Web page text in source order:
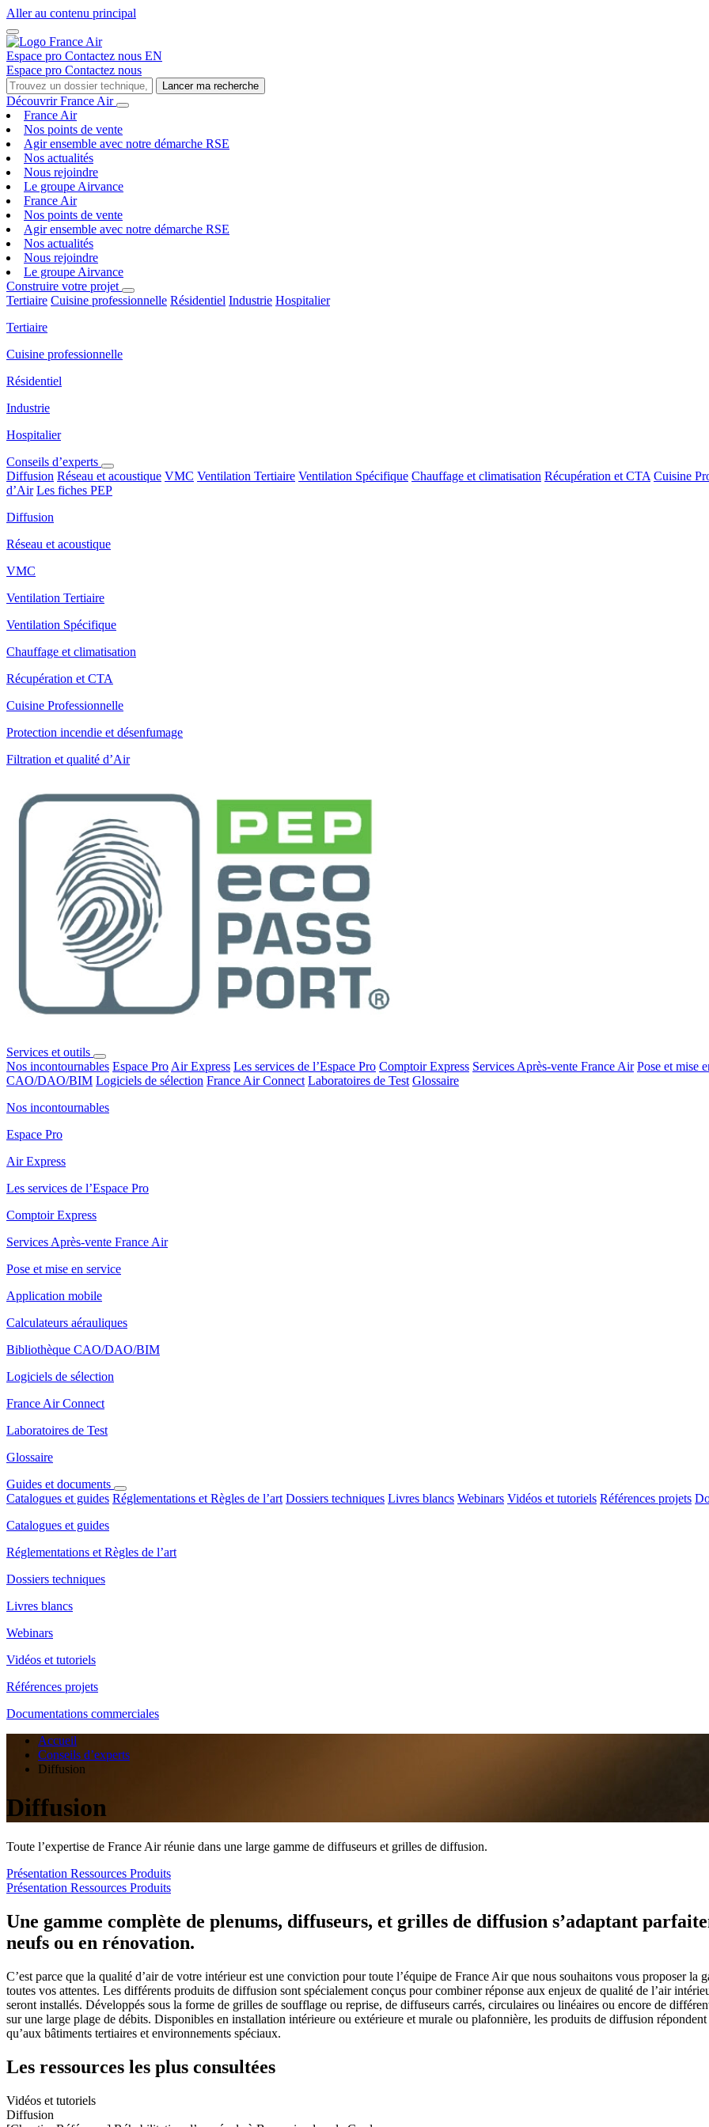
Aller au contenu principal
Espace pro Contactez nous EN
Espace pro Contactez nous
Lancer ma recherche
Découvrir France Air
France Air
Nos points de vente
Agir ensemble avec notre démarche RSE
Nos actualités
Nous rejoindre
Le groupe Airvance
France Air
Nos points de vente
Agir ensemble avec notre démarche RSE
Nos actualités
Nous rejoindre
Le groupe Airvance
Construire votre projet
Tertiaire Cuisine professionnelle Résidentiel Industrie Hospitalier
Tertiaire
Cuisine professionnelle
Résidentiel
Industrie
Hospitalier
Conseils d’experts
Diffusion Réseau et acoustique VMC Ventilation Tertiaire Ventilation Spécifique Chauffage et climatisation Récupération et CTA Cuisine
d’Air Les fiches PEP
Diffusion
Réseau et acoustique
VMC
Ventilation Tertiaire
Ventilation Spécifique
Chauffage et climatisation
Récupération et CTA
Cuisine Professionnelle
Protection incendie et désenfumage
Filtration et qualité d’Air
Services et outils
Nos incontournables Espace Pro Air Express Les services de l’Espace Pro Comptoir Express Services Après-vente France Air Pose et mise
CAO/DAO/BIM Logiciels de sélection France Air Connect Laboratoires de Test Glossaire
Nos incontournables
Espace Pro
Air Express
Les services de l’Espace Pro
Comptoir Express
Services Après-vente France Air
Pose et mise en service
Application mobile
Calculateurs aérauliques
Bibliothèque CAO/DAO/BIM
Logiciels de sélection
France Air Connect
Laboratoires de Test
Glossaire
Guides et documents
Catalogues et guides Réglementations et Règles de l’art Dossiers techniques Livres blancs Webinars Vidéos et tutoriels Références projets
Catalogues et guides
Réglementations et Règles de l’art
Dossiers techniques
Livres blancs
Webinars
Vidéos et tutoriels
Références projets
Documentations commerciales
Accueil
Conseils d’experts
Diffusion
Diffusion
Toute l’expertise de France Air réunie dans une large gamme de diffuseurs et grilles de diffusion.
Présentation Ressources Produits
Présentation Ressources Produits
Une gamme complète de plenums, diffuseurs, et grilles de diffusion s’adaptant
neufs ou en rénovation.
C’est parce que la qualité d’air de votre intérieur est une conviction pour toute l’équipe de France Air que nous souhaitons vous proposer la
toutes vos attentes. Les différents produits de diffusion sont spécialement conçus pour combiner réponse aux enjeux de qualité de l’air
seront installés. Développés sous la forme de grilles de soufflage ou reprise, de diffuseurs carrés, circulaires ou linéaires ou encore de
sur une large plage de débits. Disponibles en installation intérieure ou extérieure et murale ou plafonnière, les produits de diffusion
qu’aux bâtiments tertiaires et environnements spéciaux.
Les ressources les plus consultées
Vidéos et tutoriels
Diffusion